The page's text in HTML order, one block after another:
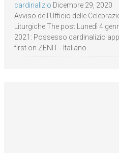
cardinalizio Dicembre 29, 2020
Avviso dell’Ufficio delle
Liturgiche The post Lunedì 4
2021: Possesso cardinalizio
first on ZENIT - Italiano.